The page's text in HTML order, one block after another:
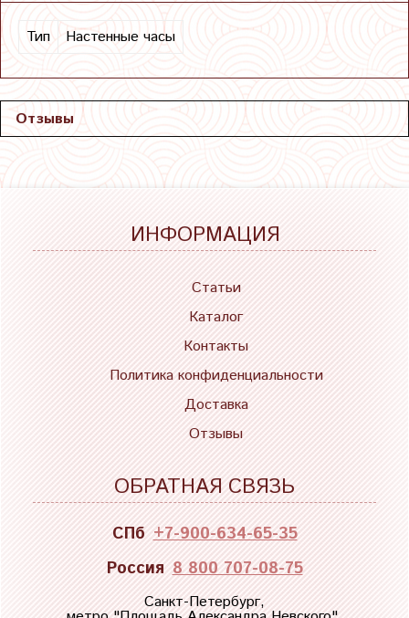
Тип Настенные часы
Отзывы
ИНФОРМАЦИЯ
Статьи
Каталог
Контакты
Политика конфиденциальности
Доставка
Отзывы
ОБРАТНАЯ СВЯЗЬ
СПб +7-900-634-65-35
Россия 8 800 707-08-75
Санкт-Петербург,